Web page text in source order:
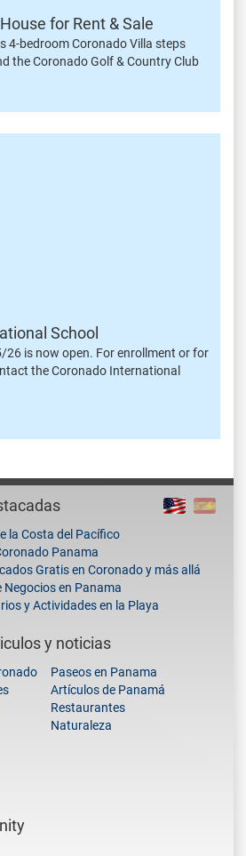
for Rent & Sale
4-bedroom Coronado Villa steps
the Coronado Golf & Country Club
School
is now open. For enrollment or for
the Coronado International
la Costa del Pacífico
Panama
Gratis en Coronado y más allá
Negocios en Panama
y Actividades en la Playa
y noticias
Paseos en Panama
Artículos de Panamá
Restaurantes
Naturaleza